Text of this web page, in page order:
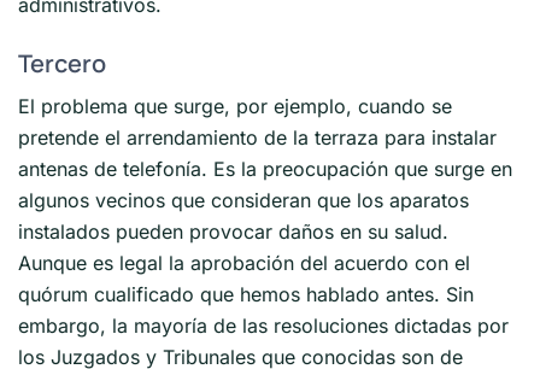
administrativos.
Tercero
El problema que surge, por ejemplo, cuando se
pretende el arrendamiento de la terraza para instalar
antenas de telefonía. Es la preocupación que surge en
algunos vecinos que consideran que los aparatos
instalados pueden provocar daños en su salud.
Aunque es legal la aprobación del acuerdo con el
quórum cualificado que hemos hablado antes. Sin
embargo, la mayoría de las resoluciones dictadas por
los Juzgados y Tribunales que conocidas son de